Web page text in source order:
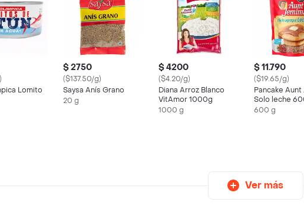
Lomito
$ 2750
($137.50/g)
Saysa Anís Grano
20 g
$ 4200
($4.20/g)
Diana Arroz Blanco
VitAmor 1000g
1000 g
$ 11.790
($19.65/g)
Pancake Aunt
Solo leche
600 g
Ver más